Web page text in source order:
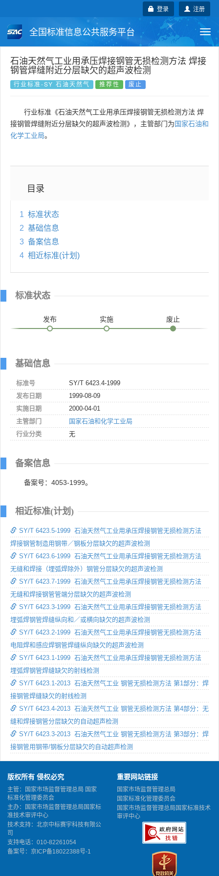
注册
登录
全国标准信息公共服务平台
国家标准 行业标准 地方标准
团体标准 企业标准
国外标准 技术委员会
石油天然气工业用承压焊接钢管无损检测方法 焊接
钢管焊缝附近分层缺欠的超声波检测
行业标准-SY 石油天然气 推荐性 废止
行业标准《石油天然气工业用承压焊接钢管无损检测方法 焊
接钢管焊缝附近分层缺欠的超声波检测》，主管部门为国家石油和
化学工业局。
目录
1 标准状态
2 基础信息
3 备案信息
4 相近标准(计划)
标准状态
发布 实施 废止
基础信息
标准号
SY/T 6423.4-1999
发布日期
1999-08-09
实施日期
2000-04-01
主管部门
国家石油和化学工业局
行业分类
无
备案信息
备案号：4053-1999。
相近标准(计划)
SY/T 6423.5-1999 石油天然气工业用承压焊接钢管无损检测方法
焊接钢管制造用钢带／钢板分层缺欠的超声波检测
SY/T 6423.6-1999 石油天然气工业用承压焊接钢管无损检测方法
无缝和焊接（埋弧焊除外）钢管分层缺欠的超声波检测
SY/T 6423.7-1999 石油天然气工业用承压焊接钢管无损检测方法
无缝和焊接钢管管端分层缺欠的超声波检测
SY/T 6423.3-1999 石油天然气工业用承压焊接钢管无损检测方法
埋弧焊钢管焊缝纵向和／或横向缺欠的超声波检测
SY/T 6423.2-1999 石油天然气工业用承压焊接钢管无损检测方法
电阻焊和感应焊钢管焊缝纵向缺欠的超声波检测
SY/T 6423.1-1999 石油天然气工业用承压焊接钢管无损检测方法
埋弧焊钢管焊缝缺欠的射线检测
SY/T 6423.1-2013 石油天然气工业 钢管无损检测方法 第1部分：焊
接钢管焊缝缺欠的射线检测
SY/T 6423.4-2013 石油天然气工业 钢管无损检测方法 第4部分：无
缝和焊接钢管分层缺欠的自动超声检测
SY/T 6423.3-2013 石油天然气工业 钢管无损检测方法 第3部分：焊
接钢管用钢带/钢板分层缺欠的自动超声检测
版权所有 侵权必究
主管：国家市场监督管理总局 国家
标准化管理委员会
主办：国家市场监督管理总局国家标
准技术审评中心
技术支持：北京中标赛宇科技有限公
司
支持电话：010-82261054
备案号： 京ICP备18022388号-1
重要网站链接
国家市场监督管理总局
国家标准化管理委员会
国家市场监督管理总局国家标准技术
审评中心